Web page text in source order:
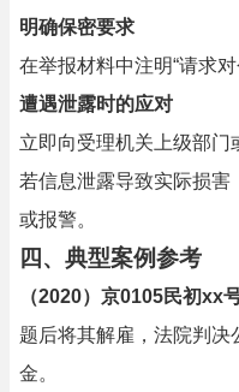
明确保密要求
在举报材料中注明“请求对
遭遇泄露时的应对
立即向受理机关上级部门
若信息泄露导致实际损
或报警。
四、典型案例参考
（2020）京0105民初xx
题后将其解雇，法院判决
金。